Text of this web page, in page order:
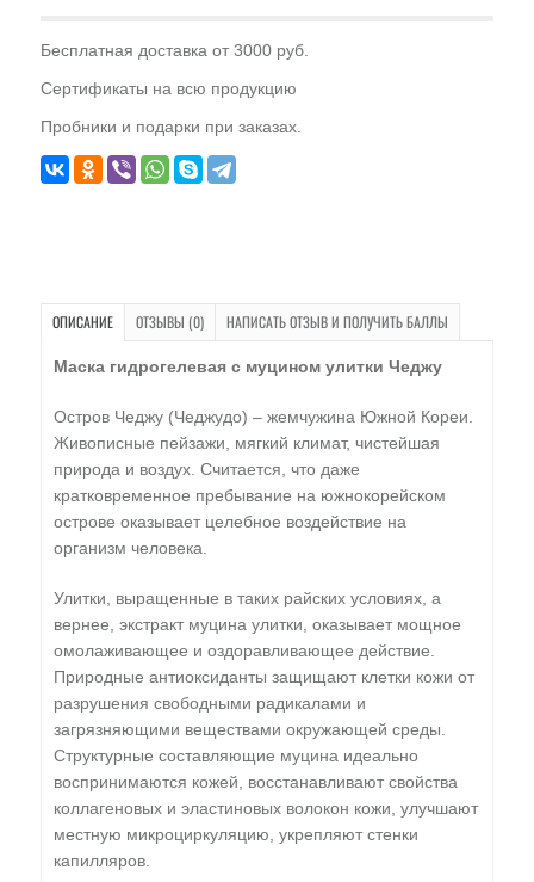
Бесплатная доставка от 3000 руб.
Сертификаты на всю продукцию
Пробники и подарки при заказах.
ОПИСАНИЕ ОТЗЫВЫ (0) НАПИСАТЬ ОТЗЫВ И ПОЛУЧИТЬ БАЛЛЫ
Маска гидрогелевая с муцином улитки Чеджу
Остров Чеджу (Чеджудо) – жемчужина Южной Кореи.
Живописные пейзажи, мягкий климат, чистейшая
природа и воздух. Считается, что даже
кратковременное пребывание на южнокорейском
острове оказывает целебное воздействие на
организм человека.
Улитки, выращенные в таких райских условиях, а
вернее, экстракт муцина улитки, оказывает мощное
омолаживающее и оздоравливающее действие.
Природные антиоксиданты защищают клетки кожи от
разруше­ния свободными радикалами и
загрязняющими веществами окружающей среды.
Структурные составляющие муцина идеально
воспринимаются кожей, восстанавливают свойства
коллагеновых и эластиновых волокон кожи, улучшают
местную микроциркуляцию, укрепляют стенки
капилляров.